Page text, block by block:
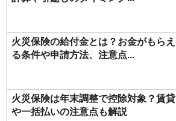
火災保険の給付金とは？お金がもらえ
る条件や申請方法、注意点...
火災保険は年末調整で控除対象？賃貸
や一括払いの注意点も解説